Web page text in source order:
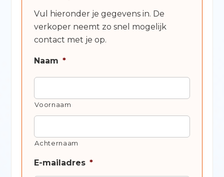
Vul hieronder je gegevens in. De
verkoper neemt zo snel mogelijk
contact met je op.
Naam *
Voornaam
Achternaam
E-mailadres *